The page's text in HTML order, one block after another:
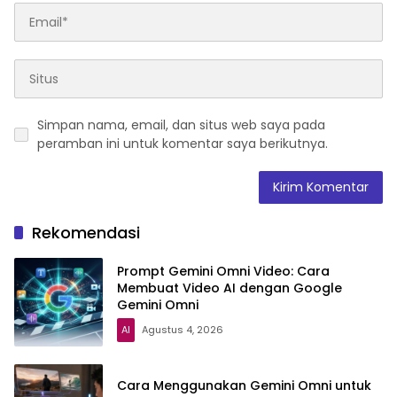
Simpan nama, email, dan situs web saya pada
peramban ini untuk komentar saya berikutnya.
Rekomendasi
Prompt Gemini Omni Video: Cara
Membuat Video AI dengan Google
Gemini Omni
AI Agustus 4, 2026
Cara Menggunakan Gemini Omni untuk